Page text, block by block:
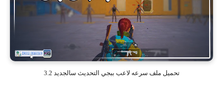
تحميل ملف سرعه لاعب ببجي التحديث سالجديد 3.2